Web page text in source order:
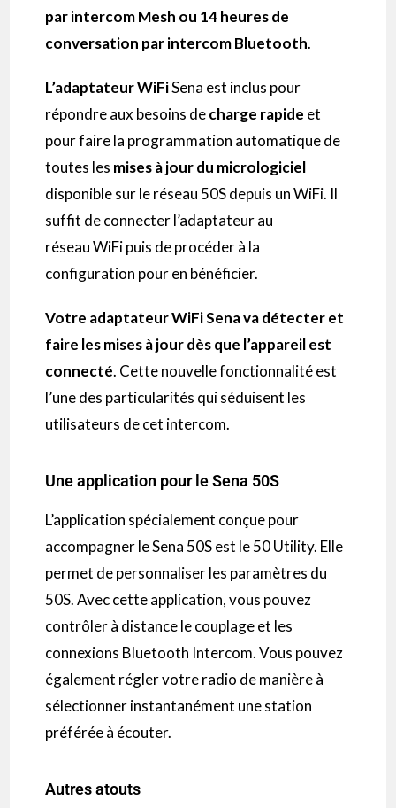
parintercomMesh ou 14 heures de
conversation parintercomBluetooth.
L’adaptateurWiFiSena est inclus pour
répondre aux besoins decharge rapide et
pour faire la programmation automatique de
toutes les mises à jour du micrologiciel
disponible sur le réseau 50Sdepuis unWiFi. Il
suffit de connecter l’adaptateur au
réseauWiFipuis de procéder à la
configuration pour en bénéficier.
Votre adaptateurWiFiSena va détecter et
faire les mises à jour dès que l’appareil est
connecté. Cette nouvelle fonctionnalité est
l’une des particularités qui séduisent les
utilisateurs de cet intercom.
Une application pour le Sena 50S
L’application spécialement conçue pour
accompagner le Sena 50Sest le50 Utility. Elle
permet de personnaliser les paramètres du
50S. Aveccette application, vous pouvez
contrôler à distance le couplage et les
connexions Bluetooth Intercom.Vous pouvez
également régler votre radio de manière à
sélectionner instantanément une station
préférée à écouter.
Autres atouts